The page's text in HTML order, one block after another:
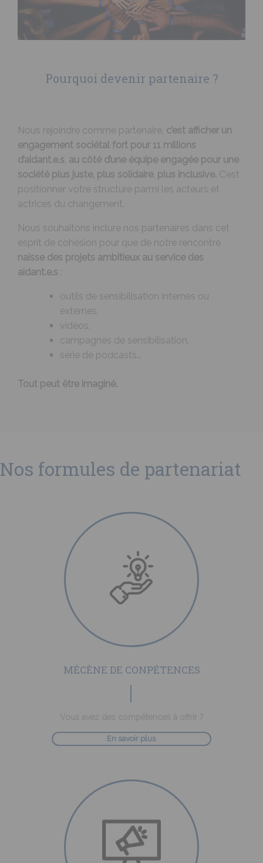
Pourquoi devenir partenaire ?
Nous rejoindre comme partenaire, c’est afficher un
engagement sociétal fort pour 11 millions
d’aidant.e.s, au côté d’une équipe engagée pour une
société plus juste, plus solidaire, plus inclusive. C’est
positionner votre structure parmi les acteurs et
actrices du changement.
Nous souhaitons inclure nos partenaires dans cet
esprit de cohésion pour que de notre rencontre
naisse des projets ambitieux au service des
aidant.e.s :
outils de sensibilisation internes ou
externes,
vidéos,
campagnes de sensibilisation,
série de podcasts…
Tout peut être imaginé.
Nos formules de partenariat
MÉCÈNE DE CONPÉTENCES
En savoir plus